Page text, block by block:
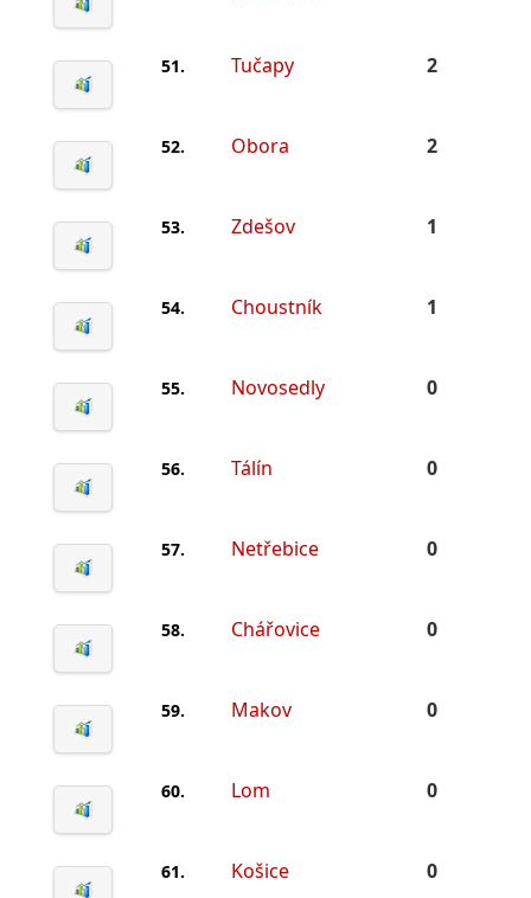
51. Tučapy 2
52. Obora 2
53. Zdešov 1
54. Choustník 1
55. Novosedly 0
56. Tálín 0
57. Netřebice 0
58. Chářovice 0
59. Makov 0
60. Lom 0
61. Košice 0